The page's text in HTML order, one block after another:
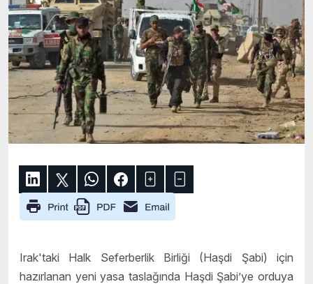
Irak'taki Halk Seferberlik Birliği (Haşdi Şabi) için
hazırlanan yeni yasa taslağında Haşdi Şabi’ye orduya